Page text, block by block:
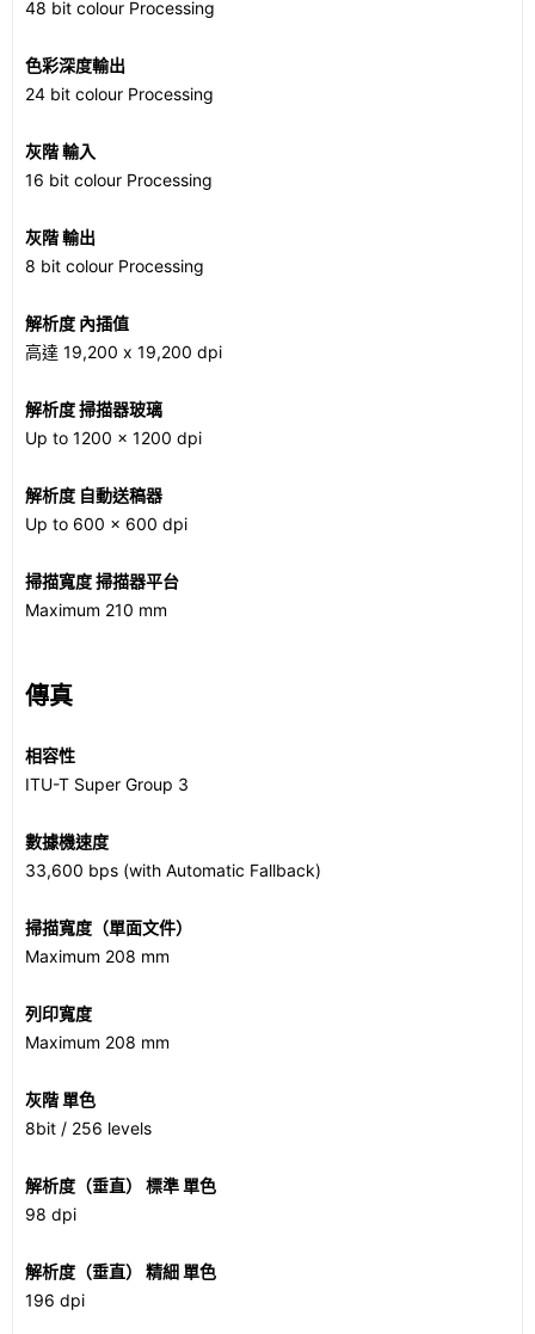
48 bit colour Processing
色彩深度輸出
24 bit colour Processing
灰階 輸入
16 bit colour Processing
灰階 輸出
8 bit colour Processing
解析度 內插值
高達 19,200 x 19,200 dpi
解析度 掃描器玻璃
Up to 1200 x 1200 dpi
解析度 自動送稿器
Up to 600 x 600 dpi
掃描寬度 掃描器平台
Maximum 210 mm
傳真
相容性
ITU-T Super Group 3
數據機速度
33,600 bps (with Automatic Fallback)
掃描寬度（單面文件）
Maximum 208 mm
列印寬度
Maximum 208 mm
灰階 單色
8bit / 256 levels
解析度（垂直） 標準 單色
98 dpi
解析度（垂直） 精細 單色
196 dpi